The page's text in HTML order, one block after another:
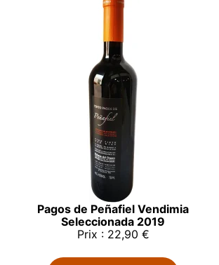
Pagos de Peñafiel Vendimia
Seleccionada 2019
Prix : 22,90 €